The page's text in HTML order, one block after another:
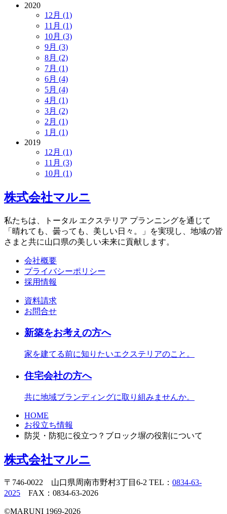
2020
12月 (1)
11月 (1)
10月 (3)
9月 (3)
8月 (2)
7月 (1)
6月 (4)
5月 (4)
4月 (1)
3月 (2)
2月 (1)
1月 (1)
2019
12月 (1)
11月 (3)
10月 (1)
株式会社マルニ
私たちは、トータル エクステリア プランニングを通じて
「晴れても、曇っても、美しい日々。」を実現し、地域の皆
さまと共に山口県の美しい未来に貢献します。
会社概要
プライバシーポリシー
採用情報
資料請求
お問合せ
新築をお考えの方へ
家を建てる前に知りたいエクステリアのこと。
住宅会社の方へ
共に地域ブランディングに取り組みませんか。
HOME
お役立ち情報
防災・防犯に役立つ？ブロック塀の役割について
株式会社マルニ
〒746-0022 山口県周南市野村3丁目6-2 TEL： 0834-63-
2025 FAX：0834-63-2026
©️MARUNI 1969-2026